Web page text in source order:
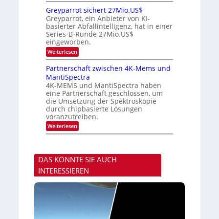
A
C
H
-
I
n
d
u
s
t
r
e
z
u
P
h
o
t
o
n
i
c
s
H
u
b
t
s
u
b
i
s
h
i
E
l
e
t
r
i
c
u
n
d
n
y
s
t
a
Greyparrot sichert 27Mio.US$
Greyparrot, ein Anbieter von KI-
basierter Abfallintelligenz, hat in einer
Series-B-Runde 27Mio.US$
eingeworben.
Weiterlesen:
G
r
e
y
p
a
r
r
o
t
s
i
e
t
2
7
Partnerschaft zwischen 4K-Mems und
MantiSpectra
4K-MEMS und MantiSpectra haben
eine Partnerschaft geschlossen, um
die Umsetzung der Spektroskopie
durch chipbasierte Lösungen
voranzutreiben.
Weiterlesen:
P
t
n
e
r
DAS KÖNNTE SIE AUCH
INTERESSIEREN